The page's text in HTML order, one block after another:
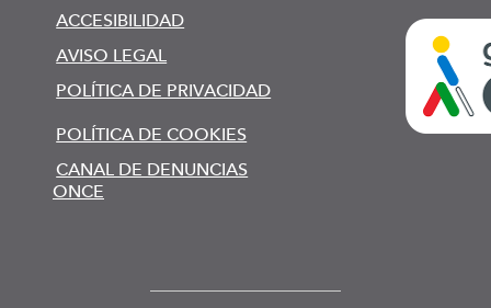
ACCESIBILIDAD
AVISO LEGAL
POLÍTICA DE PRIVACIDAD
POLÍTICA DE COOKIES
CANAL DE DENUNCIAS
ONCE